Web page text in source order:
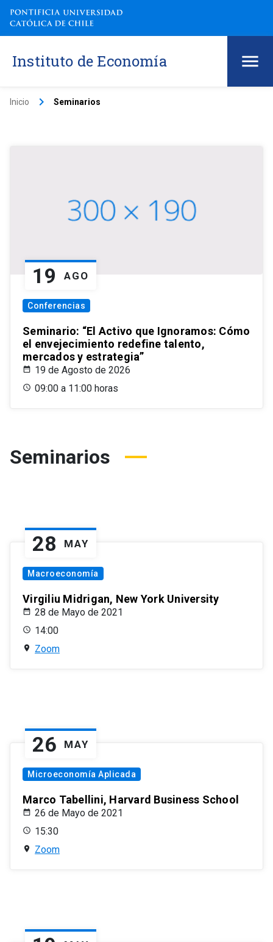
Instituto de Economía
Inicio keyboard_arrow_right Seminarios
19 AGO
Conferencias
Seminario: “El Activo que Ignoramos: Cómo
el envejecimiento redefine talento,
mercados y estrategia”
19 de Agosto de 2026
09:00 a 11:00 horas
Seminarios
28 MAY
Macroeconomía
Virgiliu Midrigan, New York University
28 de Mayo de 2021
14:00
Zoom
26 MAY
Microeconomía Aplicada
Marco Tabellini, Harvard Business School
26 de Mayo de 2021
15:30
Zoom